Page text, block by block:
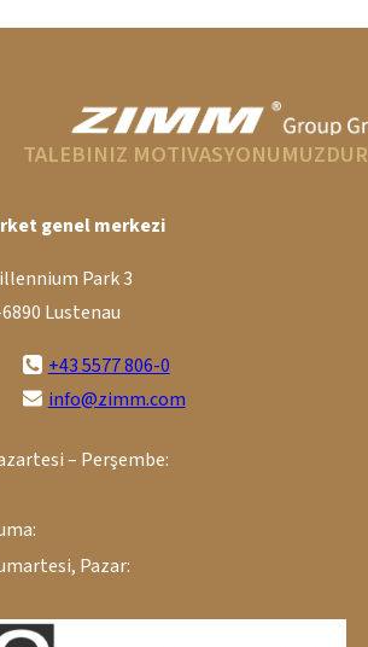
TALEBINIZ MOTIVASYONUMUZDUR
genel merkezi
Park 3
Lustenau
+43 5577 806-0
info@zimm.com
– Perşembe:
Pazar: